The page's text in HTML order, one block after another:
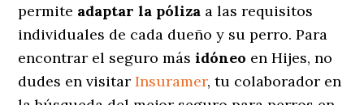
permite adaptar la póliza a las requisitos
individuales de cada dueño y su perro. Para
encontrar el seguro másidóneo en Hijes, no
dudes en visitarInsuramer, tu colaborador en